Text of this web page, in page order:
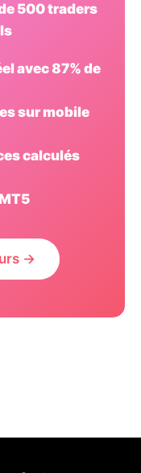
500 traders
avec 87% de
sur mobile
calculés
→